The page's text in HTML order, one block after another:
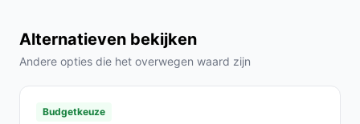
Hoe lang gaat dit product mee?
levensduur van minimaal 5 jaar.
Alternatieven bekijken
Andere opties die het overwegen waard zijn
Budgetkeuze